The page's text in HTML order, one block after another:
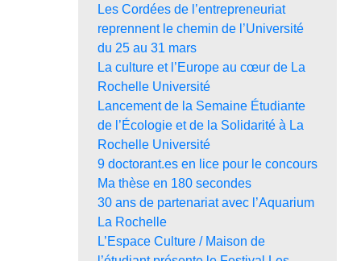
Les Cordées de l’entrepreneuriat
reprennent le chemin de l’Université
du 25 au 31 mars
La culture et l’Europe au cœur de La
Rochelle Université
Lancement de la Semaine Étudiante
de l’Écologie et de la Solidarité à La
Rochelle Université
9 doctorant.es en lice pour le concours
Ma thèse en 180 secondes
30 ans de partenariat avec l’Aquarium
La Rochelle
L’Espace Culture / Maison de